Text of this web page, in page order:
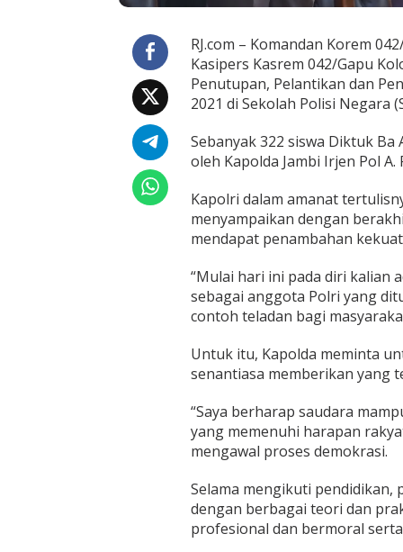
P
l
a
n
t
i
a
n
d
n
P
e
n
a
m
b
a
n
u
m
a
D
i
k
RJ.com – Komandan Korem
Kasipers Kasrem 042/Gapu
Penutupan, Pelantikan dan
2021 di Sekolah Polisi Negara
Sebanyak 322 siswa Diktuk
oleh Kapolda Jambi Irjen Pol A.
Kapolri dalam amanat
menyampaikan dengan
mendapat penambahan
“Mulai hari ini pada diri kalian
sebagai anggota Polri yang
contoh teladan bagi
Untuk itu, Kapolda meminta
senantiasa memberikan yang
“Saya berharap saudara
yang memenuhi harapan
mengawal proses demokrasi.
Selama mengikuti pendidikan,
dengan berbagai teori dan
profesional dan bermoral